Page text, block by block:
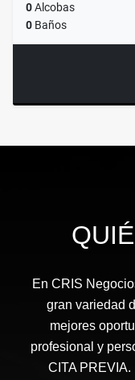
0Alcobas
0 Baños
En CRIS
gran variedad
mejores
profesional y
CITA